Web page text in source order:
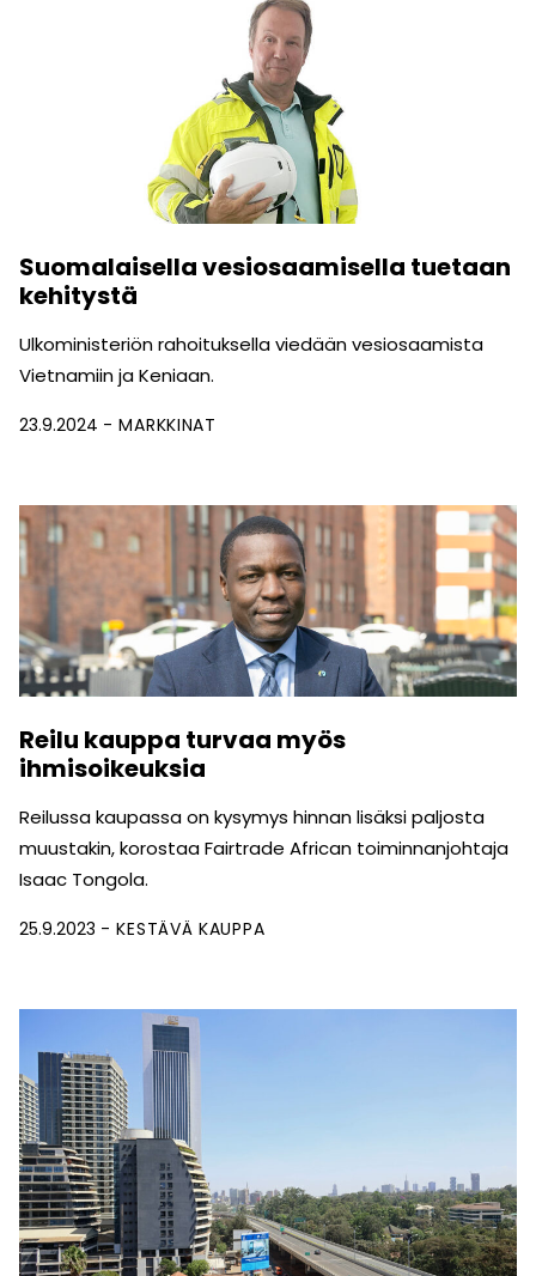
Suomalaisella vesiosaamisella tuetaan
kehitystä
Ulkoministeriön rahoituksella viedään vesiosaamista
Vietnamiin ja Keniaan.
23.9.2024 MARKKINAT
Reilu kauppa turvaa myös
ihmisoikeuksia
Reilussa kaupassa on kysymys hinnan lisäksi paljosta
muustakin, korostaa Fairtrade African toiminnanjohtaja
Isaac Tongola.
25.9.2023 KESTÄVÄ KAUPPA